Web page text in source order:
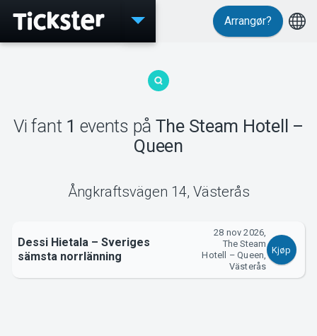
Events
MyTickster
Support
Arrangør?
Vi fant 1 events på The Steam Hotell –
Queen
Ångkraftsvägen 14, Västerås
Dessi Hietala – Sveriges
sämsta norrlänning
28 nov 2026,
The Steam
Hotell – Queen,
Västerås
Kjøp